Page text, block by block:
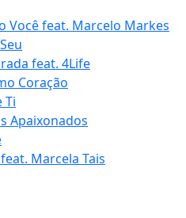
Você feat. Marcelo Markes
feat. 4Life
Coração
Ti
Apaixonados
Marcela Tais